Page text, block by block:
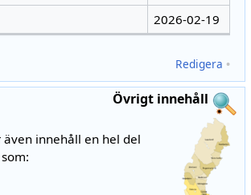
2026-02-19
Redigera •
Övrigt innehåll
innehåll en hel del